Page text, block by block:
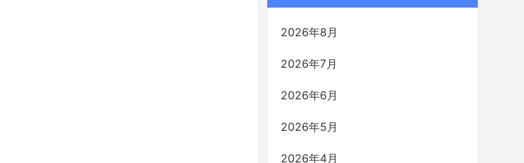
2026年8月
2026年7月
2026年6月
2026年5月
2026年4月